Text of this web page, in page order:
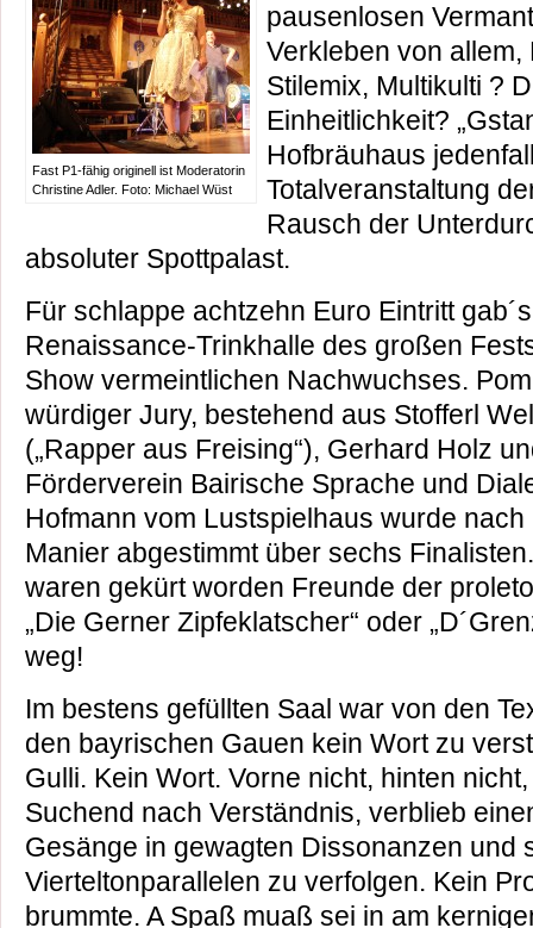
Fast P1-fähig originell ist Moderatorin
Christine Adler. Foto: Michael Wüst
pausenlosen
Verkleben von
Stilemix, Multikulti ?
Einheitlichkeit?
Hofbräuhaus
Totalveranstaltung
Rausch der
absoluter Spottpalast.
Für schlappe achtzehn Euro Eintritt
Renaissance-Trinkhalle des großen
Show vermeintlichen Nachwuchses.
würdiger Jury, bestehend aus Stofferl
(„Rapper aus Freising“), Gerhard Holz
Förderverein Bairische Sprache und
Hofmann vom Lustspielhaus wurde
Manier abgestimmt über sechs
waren gekürt worden Freunde der
„Die Gerner Zipfeklatscher“ oder
weg!
Im bestens gefüllten Saal war von den
den bayrischen Gauen kein Wort zu
Gulli. Kein Wort. Vorne nicht, hinten
Suchend nach Verständnis, verblieb
Gesänge in gewagten Dissonanzen und
Vierteltonparallelen zu verfolgen. Kein
brummte. A Spaß muaß sei in am